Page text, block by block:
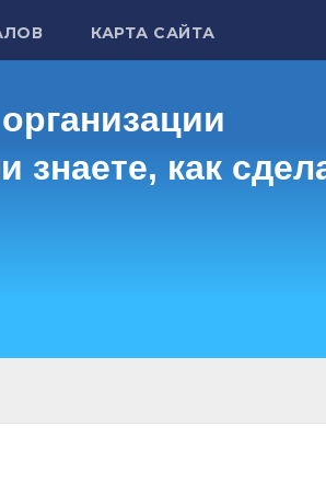
КАРТА САЙТА
знаете, как